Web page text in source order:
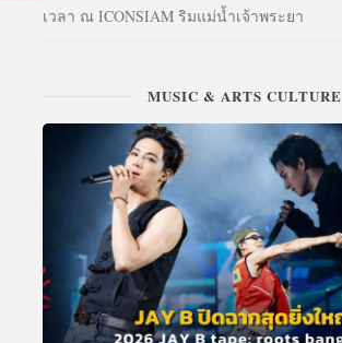
เวลา ณ ICONSIAM ริมแม่น้ำเจ้าพระยา
MUSIC & ARTS CULTURE